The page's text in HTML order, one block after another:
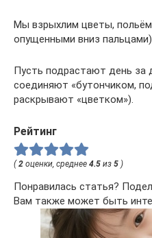
Мы взрыхлим цветы,
опущенными вниз пальцами)
Пусть подрастают день за
соединяют «бутончиком,
раскрывают «цветком»).
Рейтинг
(2 оценки, среднее 4.5 из 5 )
Понравилась статья?
Вам также может быть